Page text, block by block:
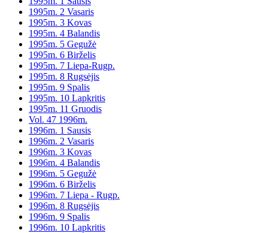
1995m. 2 Vasaris
1995m. 3 Kovas
1995m. 4 Balandis
1995m. 5 Gegužė
1995m. 6 Birželis
1995m. 7 Liepa-Rugp.
1995m. 8 Rugsėjis
1995m. 9 Spalis
1995m. 10 Lapkritis
1995m. 11 Gruodis
Vol. 47 1996m.
1996m. 1 Sausis
1996m. 2 Vasaris
1996m. 3 Kovas
1996m. 4 Balandis
1996m. 5 Gegužė
1996m. 6 Birželis
1996m. 7 Liepa - Rugp.
1996m. 8 Rugsėjis
1996m. 9 Spalis
1996m. 10 Lapkritis